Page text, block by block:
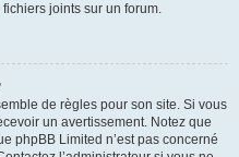
joints sur un forum.
de règles pour son site. Si vous
un avertissement. Notez que
phpBB Limited n’est pas concerné